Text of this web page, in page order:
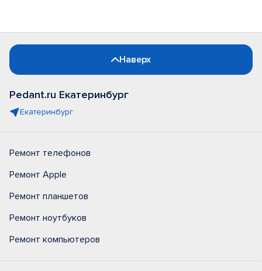
Наверх
Pedant.ru Екатеринбург
Екатеринбург
Ремонт телефонов
Ремонт Apple
Ремонт планшетов
Ремонт ноутбуков
Ремонт компьютеров